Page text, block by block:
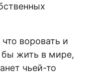
воровать и
бы жить в мире,
чьей-то